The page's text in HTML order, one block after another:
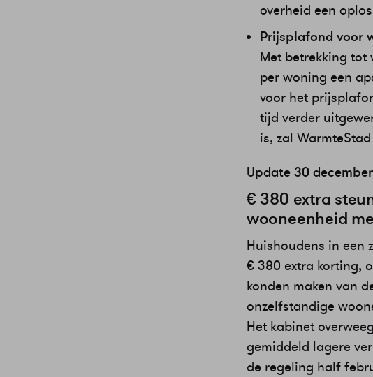
overheid een
Prijsplafond voor
Met betrekking tot
per woning een
voor het
tijd verder
is, zal
Update 30
€ 380 extra
wooneenheid
Huishoudens in een
€ 380 extra korting,
konden maken van
onzelfstandige
Het kabinet
gemiddeld lagere
de regeling half